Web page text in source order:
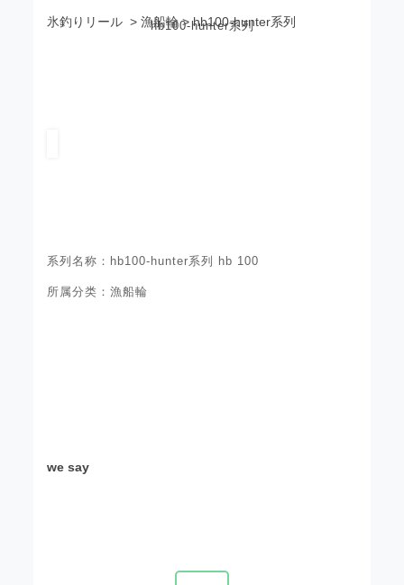
氷釣りリール > 漁船輪 > hb100-hunter系列
hb100-hunter系列
系列名称：hb100-hunter系列 hb 100
所属分类：漁船輪
we say